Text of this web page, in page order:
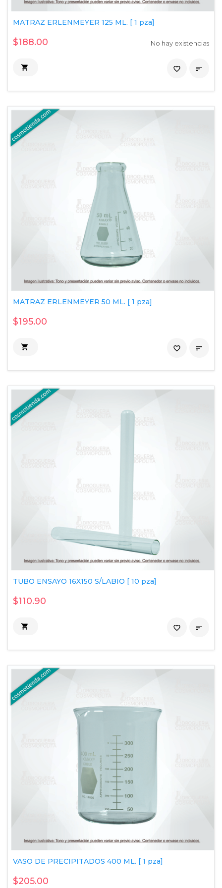
MATRAZ ERLENMEYER 125 ML. [ 1 pza]
$188.00 No hay existencias
 
favorite_border
MATRAZ ERLENMEYER 50 ML. [ 1 pza]
$195.00
 
favorite_border
TUBO ENSAYO 16X150 S/LABIO [ 10 pza]
$110.90
 
favorite_border
VASO DE PRECIPITADOS 400 ML. [ 1 pza]
$205.00